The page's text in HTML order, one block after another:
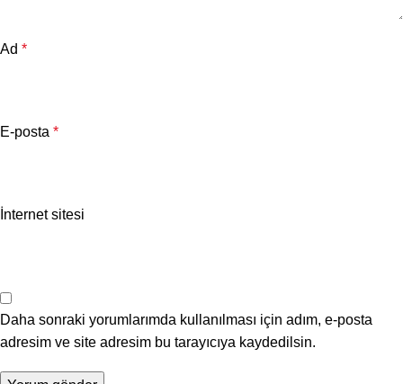
Ad *
E-posta *
İnternet sitesi
Daha sonraki yorumlarımda kullanılması için adım, e-posta
adresim ve site adresim bu tarayıcıya kaydedilsin.